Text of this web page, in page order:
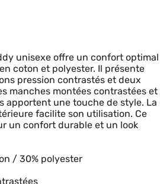
unisexe offre un confort optimal
coton et polyester. Il présente
pression contrastés et deux
manches montées contrastées et
apportent une touche de style. La
facilite son utilisation. Ce
un confort durable et un look
/ 30% polyester